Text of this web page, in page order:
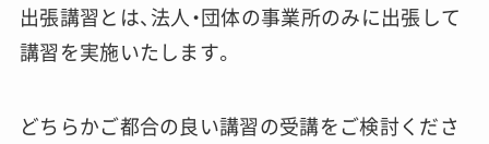
出張講習とは、法人・団体の事業所のみに出張して
講習を実施いたします。
どちらかご都合の良い講習の受講をご検討くださ